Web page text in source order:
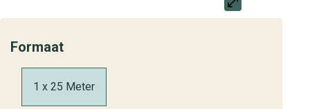
Formaat
1 x 25 Meter